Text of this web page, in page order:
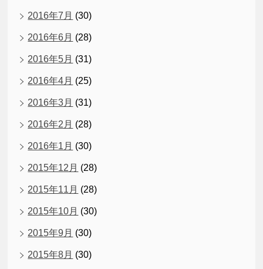
2016年7月 (30)
2016年6月 (28)
2016年5月 (31)
2016年4月 (25)
2016年3月 (31)
2016年2月 (28)
2016年1月 (30)
2015年12月 (28)
2015年11月 (28)
2015年10月 (30)
2015年9月 (30)
2015年8月 (30)